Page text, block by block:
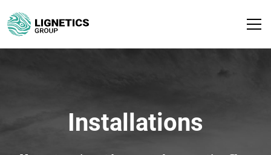
Installations